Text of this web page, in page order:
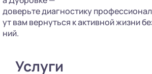
доверьте диагностику
ут вам вернуться к активной жизни
ний.
Услуги